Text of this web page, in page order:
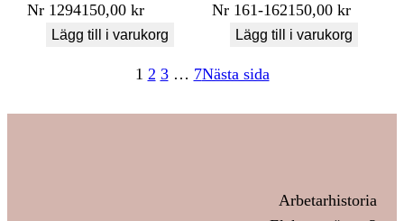
Nr 1294150,00kr
Lägg till i varukorg
Nr 161-162150,00kr
Lägg till i varukorg
1 2 3 … 7Nästa sida
Arbetarhistoria